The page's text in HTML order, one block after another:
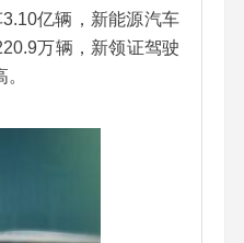
亿辆，新能源汽车
万辆，新领证驾驶